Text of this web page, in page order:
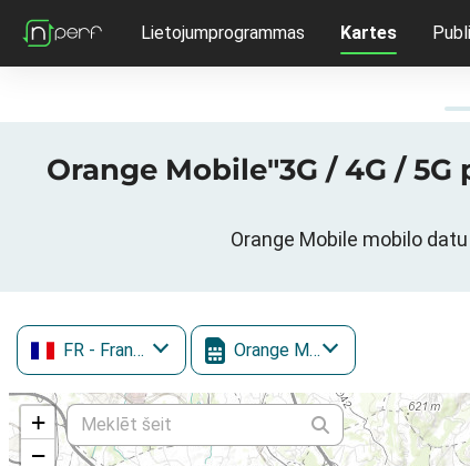
Lietojumprogrammas Kartes
Orange Mobile"3G / 4G /
Orange Mobile mobilo
FR - Francija Orange Mobile
+
−